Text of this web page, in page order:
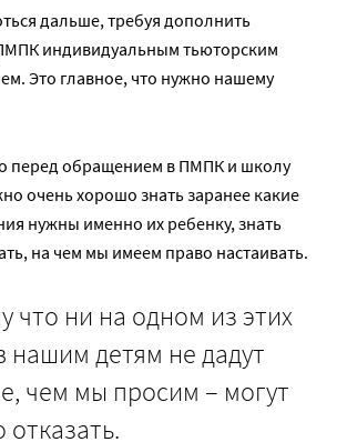
дальше, требуя дополнить
индивидуальным тьюторским
Это главное, что нужно нашему
перед обращением в ПМПК и школу
очень хорошо знать заранее какие
нужны именно их ребенку, знать
на чем мы имеем право настаивать.
что ни на одном из этих
нашим детям не дадут
чем мы просим – могут
отказать.